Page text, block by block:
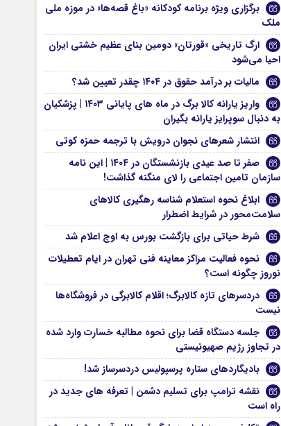
برگزاری ویژه برنامه کودکانه «باغ قصه‌ها» در موزه ملی
ملک
ارگ تاریخی «قورتان» دومین بنای عظیم خشتی ایران
احیا می‌شود
مالیات بر درآمد حقوق در ۱۴۰۴ چقدر تعیین شد؟
واریز یارانه کالا برگ در ماه‌ های پایانی ۱۴۰۳ | پزشکیان
به دنبال سوپرایز یارانه بگیران
انتشار شعرهای نجوان درویش با ترجمه حمزه کوتی
صفر تا صد عیدی بازنشستگان در ۱۴۰۴ | این نامه
سازمان تامین اجتماعی را لای منگنه گذاشت!
ابلاغ نحوه استعلام شناسه رهگیری کالاهای
سلامت‌محور در شرایط اضطرار
شرط حیاتی برای بازگشت بورس به اوج اعلام شد
نحوه فعالیت مراکز معاینه فنی تهران در ایام تعطیلات
نوروز چگونه است؟
دردسرهای تازه کالابرگ؛ اقلام کالابرگی در فروشگاه‌ها
نیست
جلسه دستگاه قضا برای نحوه مطالبه خسارت وارد شده
در تجاوز رژیم صهیونیستی
بادیگاردهای ستاره پرسپولیس دردسرساز شد!
نقشه ترامپ برای تسلیم دشمن | تعرفه های جدید در
راه است